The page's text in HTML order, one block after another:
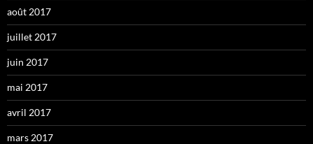
août 2017
juillet 2017
juin 2017
mai 2017
avril 2017
mars 2017